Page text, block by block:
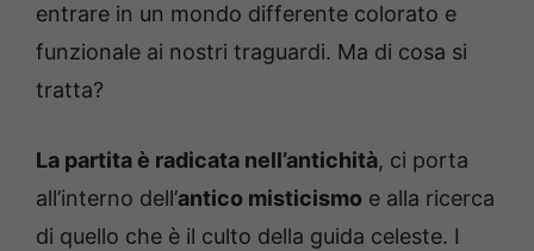
entrare in un mondo differente colorato e
funzionale ai nostri traguardi. Ma di cosa si
tratta?
La partita è radicata nell’antichità, ci porta
all’interno dell’antico misticismo e alla ricerca
di quello che è il culto della guida celeste. I